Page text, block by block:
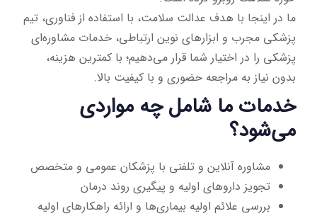
ما در اینجا با هدف عدالت سلامت، با استفاده از فناوری، تیم
پزشکی مجرب و ابزارهای نوین ارتباطی، خدمات مشاوره‌ای
پزشکی را در اختیار شما قرار می‌دهیم؛ با کمترین هزینه،
بدون نیاز به مراجعه حضوری و با کیفیت بالا.
خدمات ما شامل چه مواردی
می‌شود؟
مشاوره آنلاین و تلفنی با پزشکان عمومی و متخصص
تجویز داروهای اولیه و پیگیری روند درمان
بررسی علائم اولیه بیماری‌ها و ارائه راهکارهای اولیه